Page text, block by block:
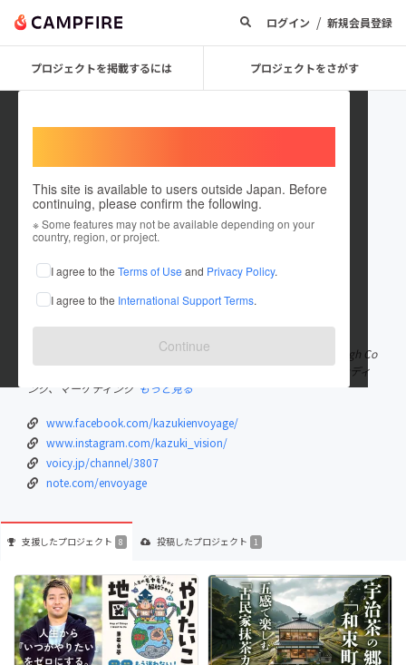
ログイン / 新規会員登録
プロジェクトを掲載するには プロジェクトをさがす
This site is available to users outside Japan. Before
continuing, please confirm the following.
※ Some features may not be available depending on your
country, region, or project.
I agree to the Terms of Use and Privacy Policy.
I agree to the International Support Terms.
Continue
Kazuki Togase
これまでに8回支援して1件のプロジェクトを投稿しています
在住国：日本 現在地：山梨県
出身国：日本 出身地：大阪府
これまでの経歴 15歳からイギリスに単身アート留学8年。Edinburgh Co
llege of Artを卒業し、グラフィックデザイナー、外資PR、 ブランディ
ング、マーケティング もっと見る
www.facebook.com/kazukienvoyage/
www.instagram.com/kazuki_vision/
voicy.jp/channel/3807
note.com/envoyage
支援したプロジェクト 8 投稿したプロジェクト 1